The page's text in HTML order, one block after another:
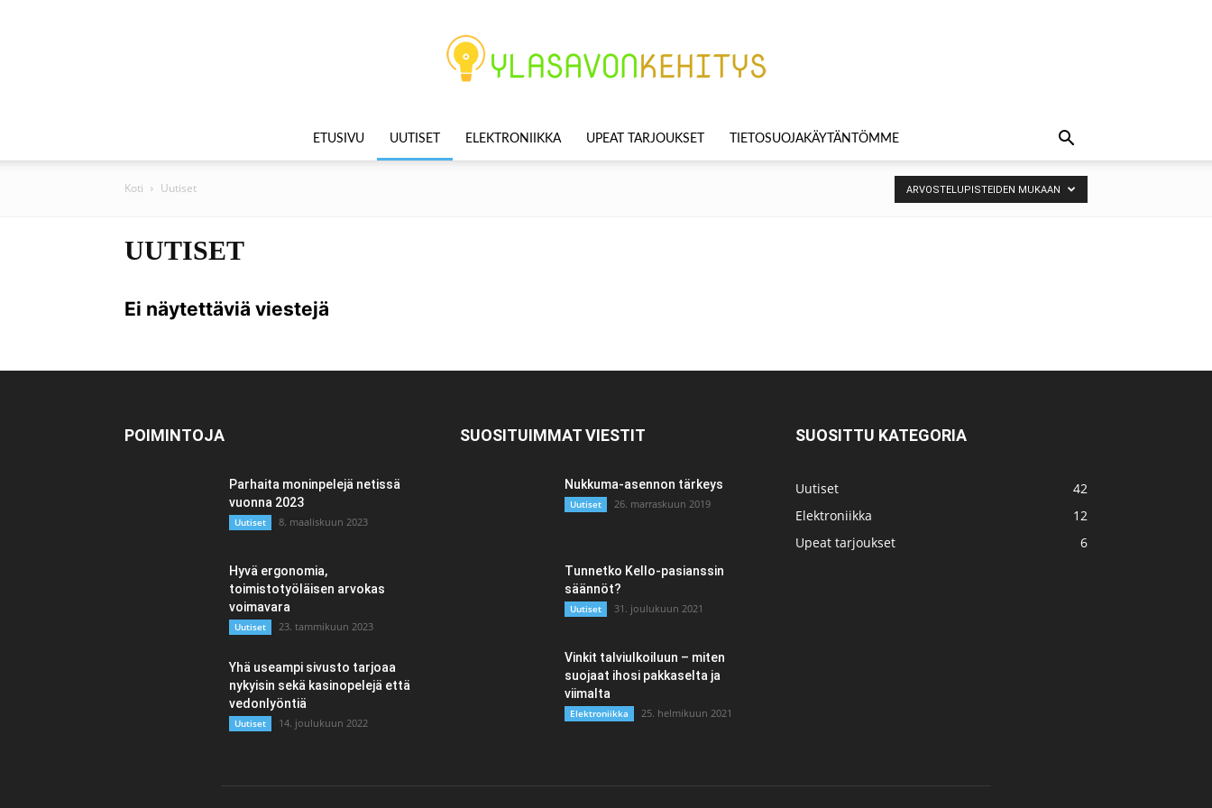
Ylasavonkehitys
ETUSIVU UUTISET ELEKTRONIIKKA UPEAT TARJOUKSET TIETOSUOJAKÄYTÄNTÖMME
Koti Uutiset ARVOSTELUPISTEIDEN MUKAAN
UUTISET
Ei näytettäviä viestejä
POIMINTOJA
Parhaita moninpelejä netissä
vuonna 2023
Uutiset 8. maaliskuun 2023
Hyvä ergonomia,
toimistotyöläisen arvokas
voimavara
Uutiset 23. tammikuun 2023
Yhä useampi sivusto tarjoaa
nykyisin sekä kasinopelejä että
vedonlyöntiä
Uutiset 14. joulukuun 2022
SUOSITUIMMAT VIESTIT
Nukkuma-asennon tärkeys
Uutiset 26. marraskuun 2019
Tunnetko Kello-pasianssin
säännöt?
Uutiset 31. joulukuun 2021
Vinkit talviulkoiluun – miten
suojaat ihosi pakkaselta ja
viimalta
Elektroniikka 25. helmikuun 2021
SUOSITTU KATEGORIA
Uutiset
42
Elektroniikka
12
Upeat tarjoukset
6